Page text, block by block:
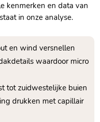
kenmerken en data van
in onze analyse.​
en wind versnellen
waardoor micro
tot zuidwestelijke buien
drukken met capillair